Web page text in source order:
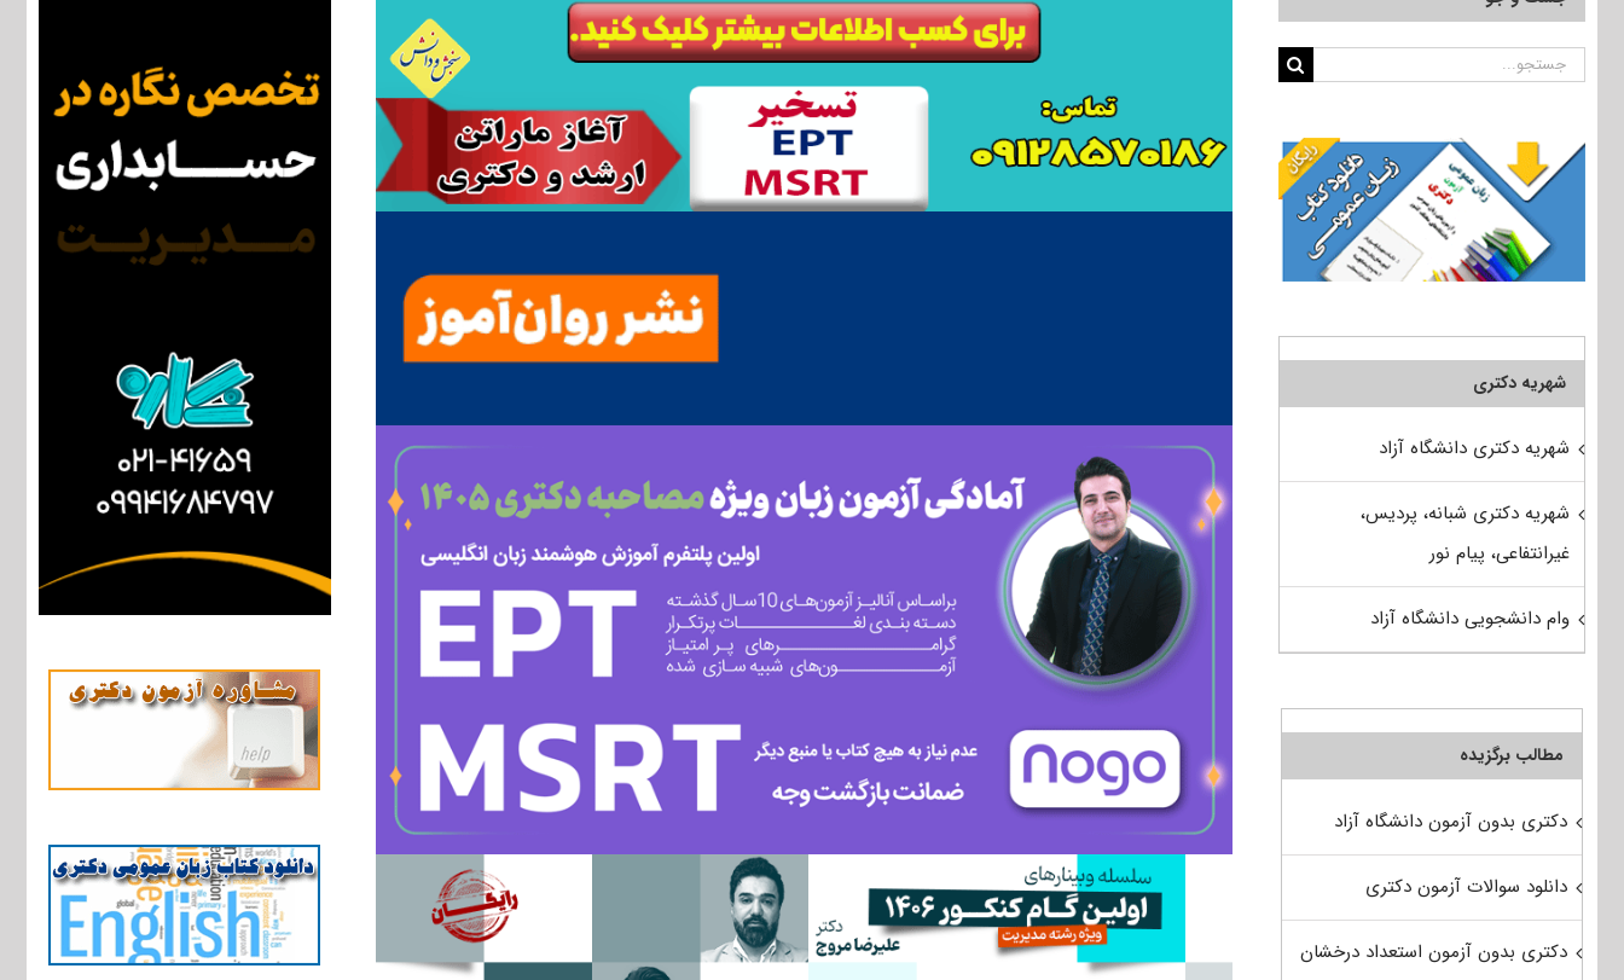
جستجو
شهریه دکتری
شهریه دکتری دانشگاه آزاد
شهریه دکتری شبانه، پردیس،
غیرانتفاعی، پیام نور
وام دانشجویی دانشگاه آزاد
مطالب برگزیده
دکتری بدون آزمون دانشگاه آزاد
دانلود سوالات آزمون دکتری
دکتری بدون آزمون استعداد درخشان